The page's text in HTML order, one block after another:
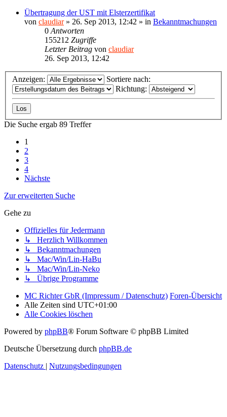
Übertragung der UST mit Elsterzertifikat
von claudiar» 26. Sep 2013, 12:42 » in Bekanntmachungen
0 Antworten
155212 Zugriffe
Letzter Beitrag von claudiar
26. Sep 2013, 12:42
Anzeigen:
Sortiere nach:
Richtung:
Die Suche ergab 89 Treffer
1
2
3
4
Nächste
Zur erweiterten Suche
Gehe zu
Offizielles für Jedermann
↳ Herzlich Willkommen
↳ Bekanntmachungen
↳ Mac/Win/Lin-HaBu
↳ Mac/Win/Lin-Neko
↳ Übrige Programme
MC Richter GbR (Impressum / Datenschutz) Foren-Übersicht
Alle Zeiten sind UTC+01:00
Alle Cookies löschen
Powered by phpBB® Forum Software © phpBB Limited
Deutsche Übersetzung durch phpBB.de
Datenschutz
Nutzungsbedingungen